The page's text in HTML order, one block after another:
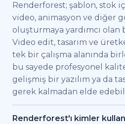
Renderforest; şablon, stok
video, animasyon ve diğer
oluşturmaya yardımcı
Video edit, tasarım ve
tek bir çalışma alanında
bu sayede profesyonel
gelişmiş bir yazılım ya da
gerek kalmadan elde
Renderforest'ı kimler